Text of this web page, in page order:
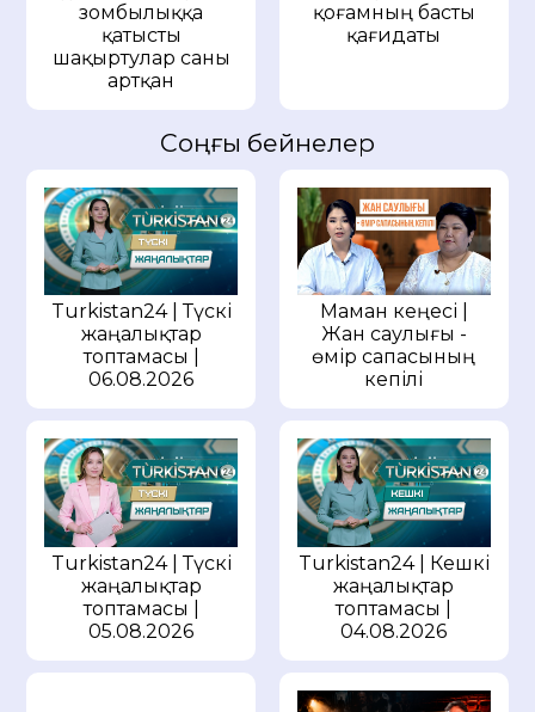
зомбылыққа
қатысты
шақыртулар саны
артқан
қоғамның басты
қағидаты
Соңғы бейнелер
Turkistan24 | Түскі
жаңалықтар
топтамасы |
06.08.2026
Маман кеңесі |
Жан саулығы -
өмір сапасының
кепілі
Turkistan24 | Түскі
жаңалықтар
топтамасы |
05.08.2026
Turkistan24 | Кешкі
жаңалықтар
топтамасы |
04.08.2026